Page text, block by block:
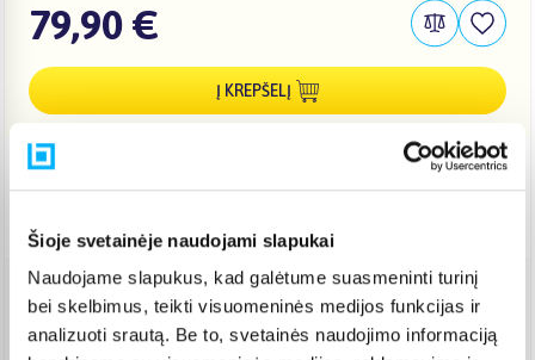
Šioje svetainėje naudojami slapukai
Naudojame slapukus, kad galėtume suasmeninti turinį
bei skelbimus, teikti visuomeninės medijos funkcijas ir
analizuoti srautą. Be to, svetainės naudojimo informaciją
79,90 €
Į KREPŠELĮ
Venipak paštomatas (2,39 €)
Pristato ir šeštadienį
Rugpjūtis 12d. - Rugpjūtis 17d.